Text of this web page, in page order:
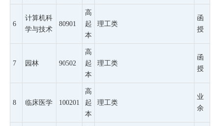
6
计算机科
学与技术
80901
高
起
本
理工类
函
授
7 园林 90502
高
起
本
理工类
函
授
8 临床医学 100201
高
起
本
理工类
业
余